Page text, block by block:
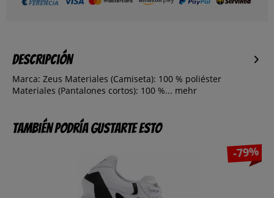
Descripción
Marca: Zeus Materiales (Camiseta): 100 % poliéster
Materiales (Pantalones cortos): 100 %... mehr
También podría gustarte esto
-79%